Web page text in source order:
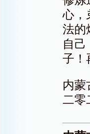
心，
法的
自
子！
内蒙
二零